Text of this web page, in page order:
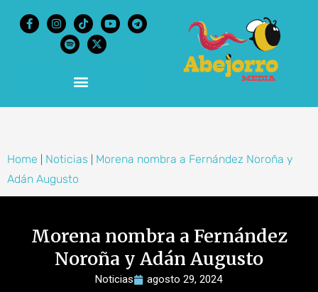
Home Noticias
Morena nombra a Fernández Noroña y
Adán Augusto
Morena nombra a Fernández
Noroña y Adán Augusto
Noticias agosto 29, 2024